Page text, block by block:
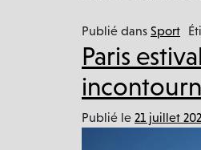
Publié dans Sport
Paris
Publié le 21 juillet